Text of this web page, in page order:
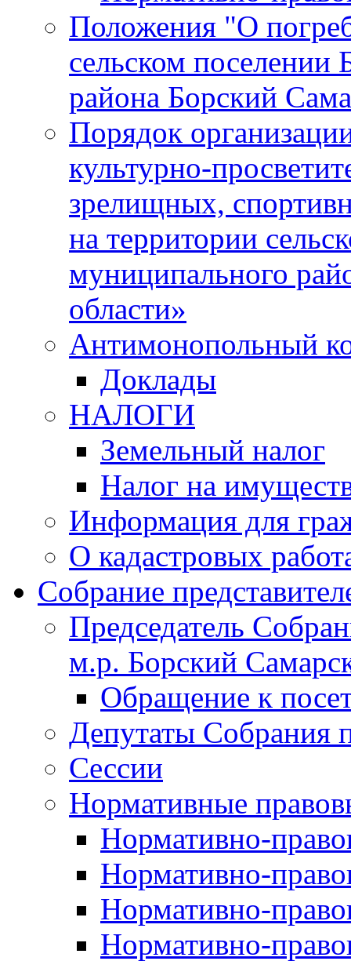
Положения "О
сельском поселении
района Борский
Порядок
культурно-
зрелищных,
на территории
муниципального
области»
Антимонопольный
Доклады
НАЛОГИ
Земельный налог
Налог на
Информация для
О кадастровых
Собрание
Председатель
м.р. Борский
Обращение к
Депутаты Собрания
Сессии
Нормативные
Нормативно-
Нормативно-
Нормативно-
Нормативно-